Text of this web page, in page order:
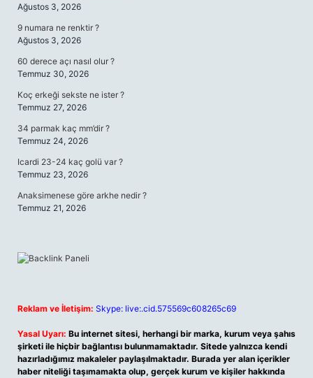
Ağustos 3, 2026
9 numara ne renktir ?
Ağustos 3, 2026
60 derece açı nasıl olur ?
Temmuz 30, 2026
Koç erkeği sekste ne ister ?
Temmuz 27, 2026
34 parmak kaç mm’dir ?
Temmuz 24, 2026
Icardi 23-24 kaç golü var ?
Temmuz 23, 2026
Anaksimenese göre arkhe nedir ?
Temmuz 21, 2026
Reklam ve İletişim: Skype: live:.cid.575569c608265c69
Yasal Uyarı: Bu internet sitesi, herhangi bir marka, kurum veya şahıs
şirketi ile hiçbir bağlantısı bulunmamaktadır. Sitede yalnızca kendi
hazırladığımız makaleler paylaşılmaktadır. Burada yer alan içerikler
haber niteliği taşımamakta olup, gerçek kurum ve kişiler hakkında